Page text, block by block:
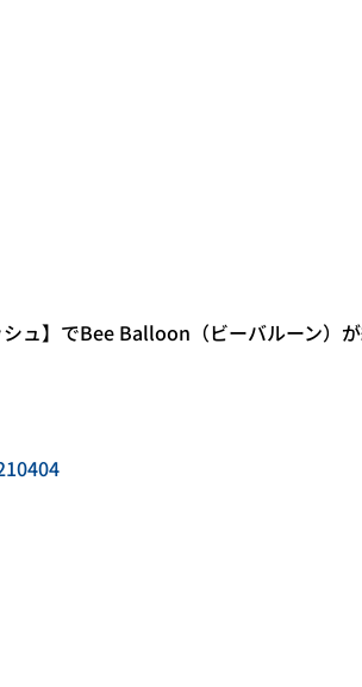
ュ】でBee Balloon（ビーバルーン）